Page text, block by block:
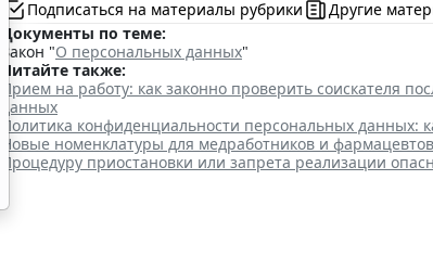
Подписаться на материалы рубрики
Другие
Документы по теме:
Закон "О персональных данных"
Читайте также:
Прием на работу: как законно проверить соискателя
данных
Политика конфиденциальности персональных данных:
Новые номенклатуры для медработников и
Процедуру приостановки или запрета реализации